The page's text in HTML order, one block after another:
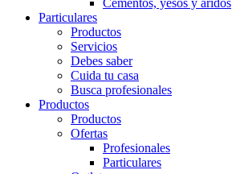
Cementos, yesos y áridos
Particulares
Productos
Servicios
Debes saber
Cuida tu casa
Busca profesionales
Productos
Productos
Ofertas
Profesionales
Particulares